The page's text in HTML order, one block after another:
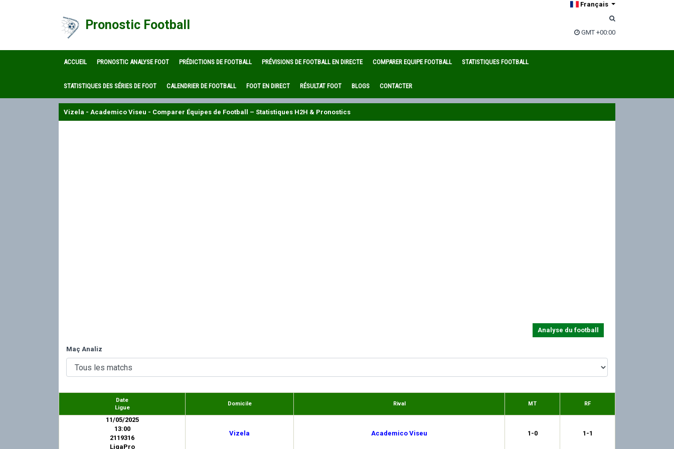
Pronostic Football
Français
GMT +00:00
ACCUEIL PRONOSTIC ANALYSE FOOT PRÉDICTIONS DE FOOTBALL PRÉVISIONS DE FOOTBALL EN DIRECTE COMPARER EQUIPE FOOTBALL STATISTIQUES FOOTBALL
STATISTIQUES DES SÉRIES DE FOOT CALENDRIER DE FOOTBALL FOOT EN DIRECT RÉSULTAT FOOT BLOGS CONTACTER
Vizela - Academico Viseu - Comparer Équipes de Football – Statistiques H2H & Pronostics
Analyse du football
Maç Analiz
Date
Ligue
Domicile Rival MT RF
11/05/2025
13:00
2119316
LigaPro
Vizela Academico Viseu 1-0 1-1